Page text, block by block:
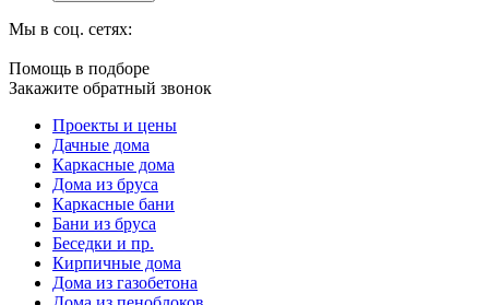
Мы в соц. сетях:
Помощь в подборе
Закажите обратный звонок
Проекты и цены
Дачные дома
Каркасные дома
Дома из бруса
Каркасные бани
Бани из бруса
Беседки и пр.
Кирпичные дома
Дома из газобетона